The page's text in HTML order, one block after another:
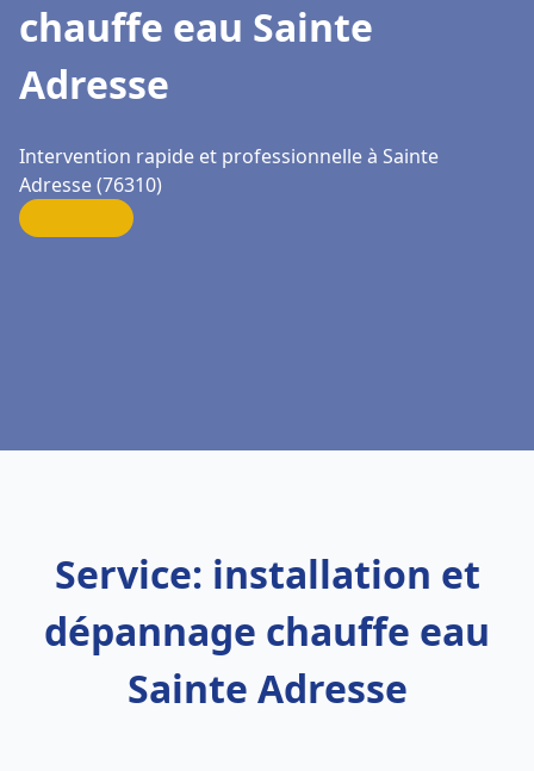
chauffe eau Sainte
Adresse
Intervention rapide et professionnelle à Sainte
Adresse (76310)
Service: installation et
dépannage chauffe eau
Sainte Adresse